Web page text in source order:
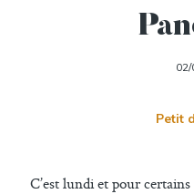
Petit
C’est lundi et pour